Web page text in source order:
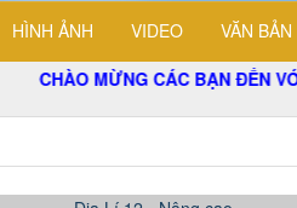
HÌNH ẢNH VIDEO VĂN BẢN
CHÀO MỪNG CÁC BẠN ĐẾN VỚI